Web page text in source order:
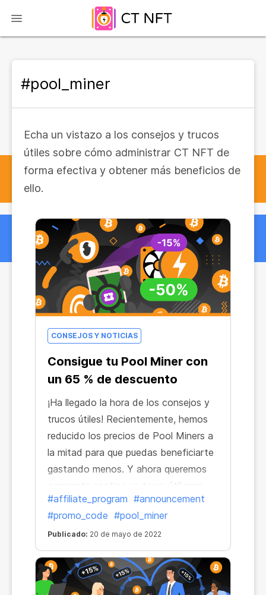
#pool_miner
Echa un vistazo a los consejos y trucos
útiles sobre cómo administrar CT NFT de
forma efectiva y obtener más beneficios de
ello.
CONSEJOS Y NOTICIAS
Consigue tu Pool Miner con
un 65 % de descuento
¡Ha llegado la hora de los consejos y
trucos útiles! Recientemente, hemos
reducido los precios de Pool Miners a
la mitad para que puedas beneficiarte
gastando menos. Y ahora queremos
compartir contigo un truco útil para
ahorrar aún más.
#affiliate_program #announcement
#promo_code #pool_miner
Publicado: 20 de mayo de 2022